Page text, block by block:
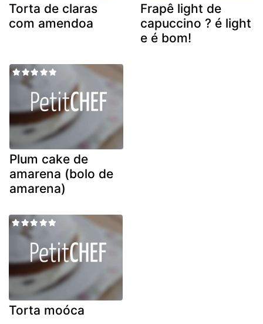
Torta de claras
com amendoa
Frapê light de
capuccino ? é light
e é bom!
Plum cake de
amarena (bolo de
amarena)
Torta moóca